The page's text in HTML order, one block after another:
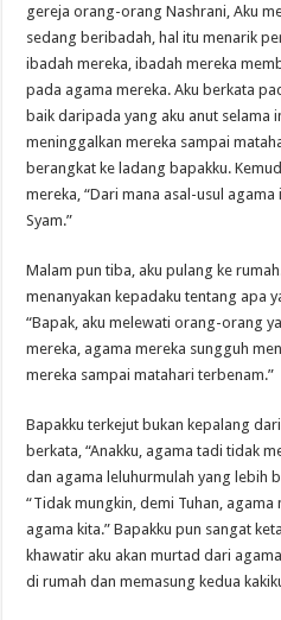
gereja orang-orang Nashrani, Aku
sedang beribadah, hal itu menarik
ibadah mereka, ibadah mereka
pada agama mereka. Aku berkata
baik daripada yang aku anut selama
meninggalkan mereka sampai
berangkat ke ladang bapakku.
mereka, “Dari mana asal-usul
Syam.”
Malam pun tiba, aku pulang ke
menanyakan kepadaku tentang apa
“Bapak, aku melewati orang-orang
mereka, agama mereka sungguh
mereka sampai matahari terbenam.”
Bapakku terkejut bukan kepalang
berkata, “Anakku, agama tadi tidak
dan agama leluhurmulah yang lebih
“Tidak mungkin, demi Tuhan,
agama kita.” Bapakku pun sangat
khawatir aku akan murtad dari
di rumah dan memasung kedua